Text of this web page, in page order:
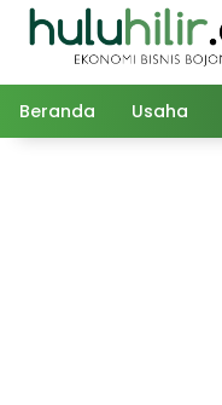
Langsung
Beranda Usaha